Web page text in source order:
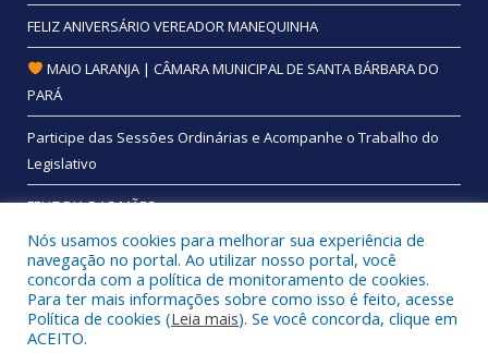
FELIZ ANIVERSÁRIO VEREADOR MANEQUINHA
MAIO LARANJA | CÂMARA MUNICIPAL DE SANTA BÁRBARA DO
PARÁ
Participe das Sessões Ordinárias e Acompanhe o Trabalho do
Legislativo
FELIZ DIA DAS MÃES
Todos os direitos reservados a Câmara Municipal de Santa
Bárbara do Pará.
Nós usamos cookies para melhorar sua experiência de
navegação no portal. Ao utilizar nosso portal, você
concorda com a política de monitoramento de cookies.
Para ter mais informações sobre como isso é feito, acesse
Política de cookies (Leia mais). Se você concorda, clique em
ACEITO.